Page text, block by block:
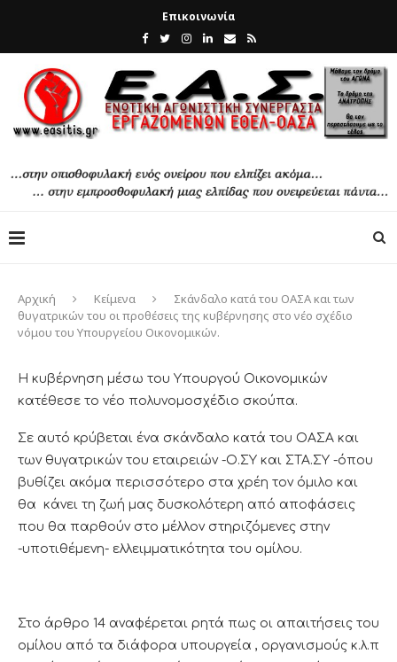
Επικοινωνία
Αρχική Κείμενα
Σκάνδαλο κατά του ΟΑΣΑ και των
θυγατρικών του οι προθέσεις της κυβέρνησης στο νέο σχέδιο
νόμου του Υπουργείου Οικονομικών.
Η κυβέρνηση μέσω του Υπουργού Οικονομικών
κατέθεσε το νέο πολυνομοσχέδιο σκούπα.
Σε αυτό κρύβεται ένα σκάνδαλο κατά του ΟΑΣΑ και
των θυγατρικών του εταιρειών -Ο.ΣΥ και ΣΤΑ.ΣΥ -όπου
βυθίζει ακόμα περισσότερο στα χρέη τον όμιλο και
θα κάνει τη ζωή μας δυσκολότερη από αποφάσεις
που θα παρθούν στο μέλλον στηριζόμενες στην
-υποτιθέμενη- ελλειμματικότητα του ομίλου.
Στο άρθρο 14 αναφέρεται ρητά πως οι απαιτήσεις του
ομίλου από τα διάφορα υπουργεία , οργανισμούς κ.λ.π